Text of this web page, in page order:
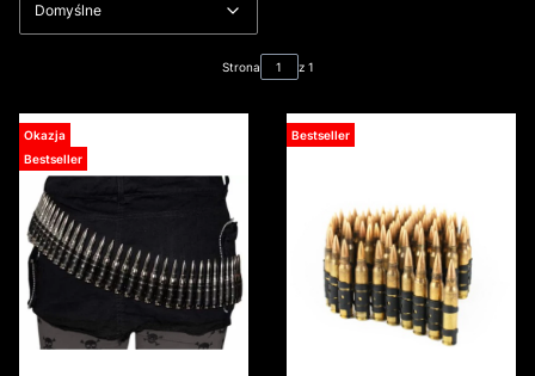
Domyślne
Strona z 1
Okazja
Bestseller
Bestseller